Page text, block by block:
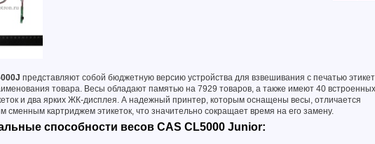
представляют собой бюджетную версию устройства для взвешивания с печатью
товара. Весы обладают памятью на 7929 товаров, а также имеют 40 встроенных
и два ярких ЖК-дисплея. А надежный принтер, которым оснащены весы, отличается
сменным картриджем этикеток, что значительно сокращает время на его замену.
способности весов CAS CL5000 Junior: